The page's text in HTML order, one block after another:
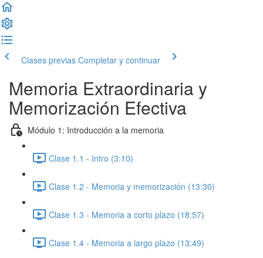
Clases previas Completar y continuar
Memoria Extraordinaria y
Memorización Efectiva
Módulo 1: Introducción a la memoria
Clase 1.1 - Intro (3:10)
Clase 1.2 - Memoria y memorización (13:30)
Clase 1.3 - Memoria a corto plazo (18:57)
Clase 1.4 - Memoria a largo plazo (13:49)